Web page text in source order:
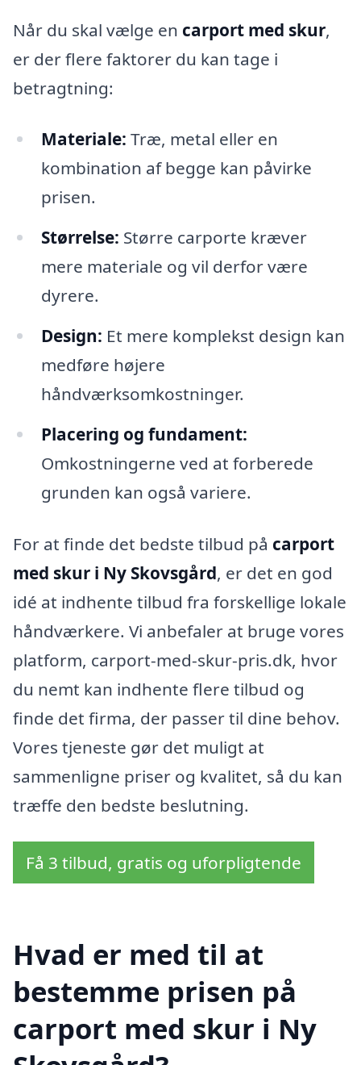
Når du skal vælge en carport med skur,
er der flere faktorer du kan tage i
betragtning:
Materiale: Træ, metal eller en
kombination af begge kan påvirke
prisen.
Størrelse: Større carporte kræver
mere materiale og vil derfor være
dyrere.
Design: Et mere komplekst design kan
medføre højere
håndværksomkostninger.
Placering og fundament:
Omkostningerne ved at forberede
grunden kan også variere.
For at finde det bedste tilbud på carport
med skur i Ny Skovsgård, er det en god
idé at indhente tilbud fra forskellige lokale
håndværkere. Vi anbefaler at bruge vores
platform, carport-med-skur-pris.dk, hvor
du nemt kan indhente flere tilbud og
finde det firma, der passer til dine behov.
Vores tjeneste gør det muligt at
sammenligne priser og kvalitet, så du kan
træffe den bedste beslutning.
Få 3 tilbud, gratis og uforpligtende
Hvad er med til at
bestemme prisen på
carport med skur i Ny